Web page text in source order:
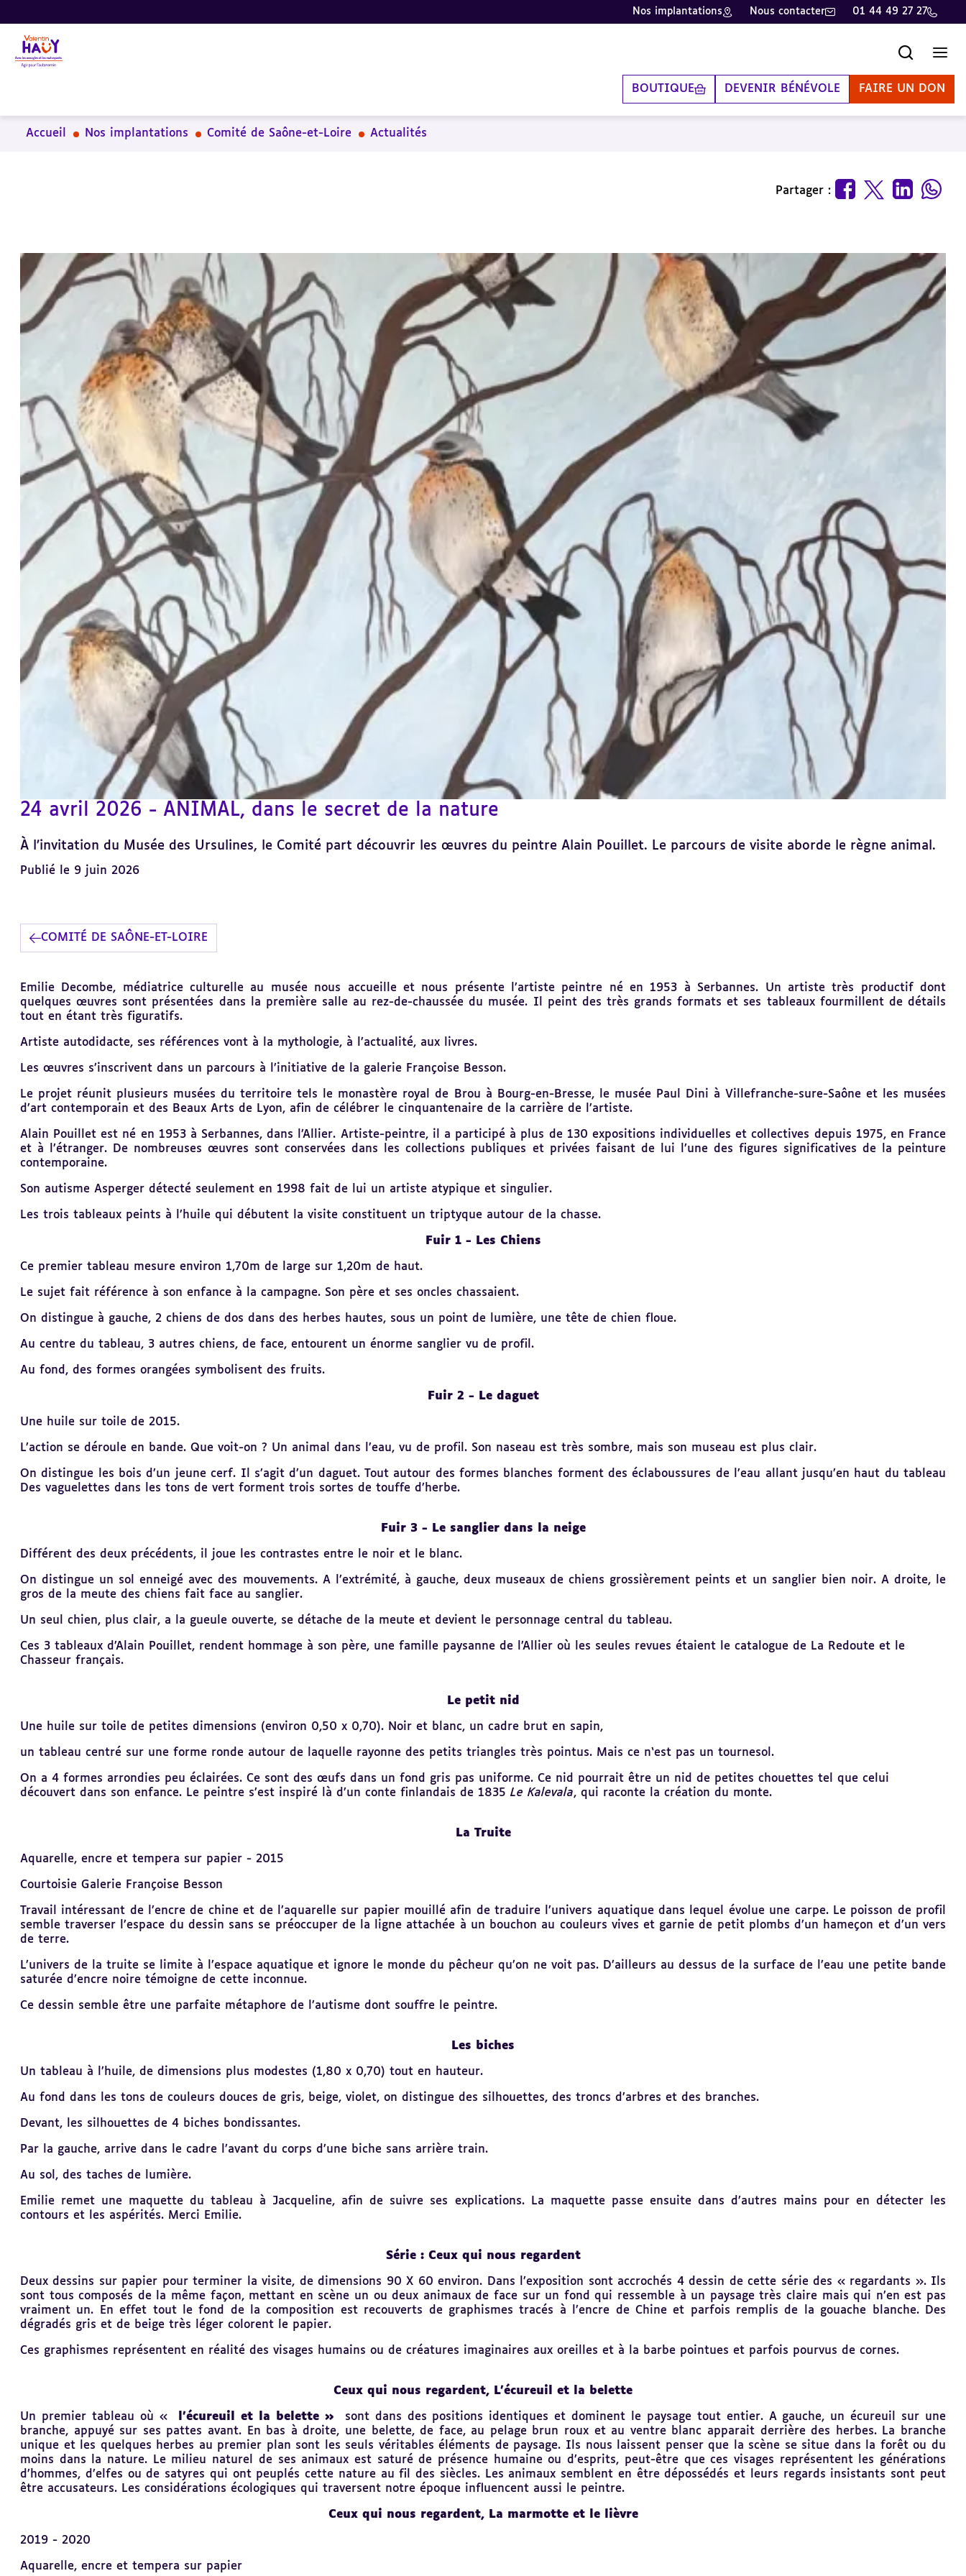
Aller
au
contenu
principal
Aller
au
pied
de
Aller
à
la
recherche
Nos implantations Nous contacter 01 44 49 27 27
BOUTIQUE DEVENIR BÉNÉVOLE FAIRE UN DON
Accueil Nos implantations Comité de Saône-et-Loire Actualités
Partager :
24 avril 2026 - ANIMAL, dans le secret de la nature
À l’invitation du Musée des Ursulines, le Comité part découvrir les œuvres du peintre Alain Pouillet. Le parcours de visite aborde le règne animal.
Publié le 9 juin 2026
COMITÉ DE SAÔNE-ET-LOIRE
Emilie Decombe, médiatrice culturelle au musée nous accueille et nous présente l’artiste peintre né en 1953 à Serbannes. Un artiste très productif dont
quelques œuvres sont présentées dans la première salle au rez-de-chaussée du musée. Il peint des très grands formats et ses tableaux fourmillent de détails
tout en étant très figuratifs.
Artiste autodidacte, ses références vont à la mythologie, à l’actualité, aux livres.
Les œuvres s’inscrivent dans un parcours à l’initiative de la galerie Françoise Besson.
Le projet réunit plusieurs musées du territoire tels le monastère royal de Brou à Bourg-en-Bresse, le musée Paul Dini à Villefranche-sure-Saône et les musées
d’art contemporain et des Beaux Arts de Lyon, afin de célébrer le cinquantenaire de la carrière de l’artiste.
Alain Pouillet est né en 1953 à Serbannes, dans l’Allier. Artiste-peintre, il a participé à plus de 130 expositions individuelles et collectives depuis 1975, en France
et à l’étranger. De nombreuses œuvres sont conservées dans les collections publiques et privées faisant de lui l’une des figures significatives de la peinture
contemporaine.
Son autisme Asperger détecté seulement en 1998 fait de lui un artiste atypique et singulier.
Les trois tableaux peints à l’huile qui débutent la visite constituent un triptyque autour de la chasse.
Fuir 1 - Les Chiens
Ce premier tableau mesure environ 1,70m de large sur 1,20m de haut.
Le sujet fait référence à son enfance à la campagne. Son père et ses oncles chassaient.
On distingue à gauche, 2 chiens de dos dans des herbes hautes, sous un point de lumière, une tête de chien floue.
Au centre du tableau, 3 autres chiens, de face, entourent un énorme sanglier vu de profil.
Au fond, des formes orangées symbolisent des fruits.
Fuir 2 - Le daguet
Une huile sur toile de 2015.
L’action se déroule en bande. Que voit-on ? Un animal dans l’eau, vu de profil. Son naseau est très sombre, mais son museau est plus clair.
On distingue les bois d’un jeune cerf. Il s’agit d’un daguet. Tout autour des formes blanches forment des éclaboussures de l’eau allant jusqu’en haut du tableau
Des vaguelettes dans les tons de vert forment trois sortes de touffe d’herbe.
Fuir 3 - Le sanglier dans la neige
Différent des deux précédents, il joue les contrastes entre le noir et le blanc.
On distingue un sol enneigé avec des mouvements. A l’extrémité, à gauche, deux museaux de chiens grossièrement peints et un sanglier bien noir. A droite, le
gros de la meute des chiens fait face au sanglier.
Un seul chien, plus clair, a la gueule ouverte, se détache de la meute et devient le personnage central du tableau.
Ces 3 tableaux d’Alain Pouillet, rendent hommage à son père, une famille paysanne de l’Allier où les seules revues étaient le catalogue de La Redoute et le
Chasseur français.
Le petit nid
Une huile sur toile de petites dimensions (environ 0,50 x 0,70). Noir et blanc, un cadre brut en sapin,
un tableau centré sur une forme ronde autour de laquelle rayonne des petits triangles très pointus. Mais ce n‘est pas un tournesol.
On a 4 formes arrondies peu éclairées. Ce sont des œufs dans un fond gris pas uniforme. Ce nid pourrait être un nid de petites chouettes tel que celui
découvert dans son enfance. Le peintre s’est inspiré là d’un conte finlandais de 1835 Le Kalevala, qui raconte la création du monte.
La Truite
Aquarelle, encre et tempera sur papier - 2015
Courtoisie Galerie Françoise Besson
Travail intéressant de l’encre de chine et de l’aquarelle sur papier mouillé afin de traduire l’univers aquatique dans lequel évolue une carpe. Le poisson de profil
semble traverser l’espace du dessin sans se préoccuper de la ligne attachée à un bouchon au couleurs vives et garnie de petit plombs d’un hameçon et d’un vers
de terre.
L’univers de la truite se limite à l’espace aquatique et ignore le monde du pêcheur qu’on ne voit pas. D’ailleurs au dessus de la surface de l’eau une petite bande
saturée d’encre noire témoigne de cette inconnue.
Ce dessin semble être une parfaite métaphore de l’autisme dont souffre le peintre.
Les biches
Un tableau à l’huile, de dimensions plus modestes (1,80 x 0,70) tout en hauteur.
Au fond dans les tons de couleurs douces de gris, beige, violet, on distingue des silhouettes, des troncs d’arbres et des branches.
Devant, les silhouettes de 4 biches bondissantes.
Par la gauche, arrive dans le cadre l’avant du corps d’une biche sans arrière train.
Au sol, des taches de lumière.
Emilie remet une maquette du tableau à Jacqueline, afin de suivre ses explications. La maquette passe ensuite dans d’autres mains pour en détecter les
contours et les aspérités. Merci Emilie.
Série : Ceux qui nous regardent
Deux dessins sur papier pour terminer la visite, de dimensions 90 X 60 environ. Dans l’exposition sont accrochés 4 dessin de cette série des « regardants ». Ils
sont tous composés de la même façon, mettant en scène un ou deux animaux de face sur un fond qui ressemble à un paysage très claire mais qui n’en est pas
vraiment un. En effet tout le fond de la composition est recouverts de graphismes tracés à l’encre de Chine et parfois remplis de la gouache blanche. Des
dégradés gris et de beige très léger colorent le papier.
Ces graphismes représentent en réalité des visages humains ou de créatures imaginaires aux oreilles et à la barbe pointues et parfois pourvus de cornes.
Ceux qui nous regardent, L’écureuil et la belette
Un premier tableau où « l’écureuil et la belette »sont dans des positions identiques et dominent le paysage tout entier. A gauche, un écureuil sur une
branche, appuyé sur ses pattes avant. En bas à droite, une belette, de face, au pelage brun roux et au ventre blanc apparait derrière des herbes. La branche
unique et les quelques herbes au premier plan sont les seuls véritables éléments de paysage. Ils nous laissent penser que la scène se situe dans la forêt ou du
moins dans la nature. Le milieu naturel de ses animaux est saturé de présence humaine ou d’esprits, peut-être que ces visages représentent les générations
d’hommes, d’elfes ou de satyres qui ont peuplés cette nature au fil des siècles. Les animaux semblent en être dépossédés et leurs regards insistants sont peut
être accusateurs. Les considérations écologiques qui traversent notre époque influencent aussi le peintre.
Ceux qui nous regardent, La marmotte et le lièvre
2019 - 2020
Aquarelle, encre et tempera sur papier
au
sommaire